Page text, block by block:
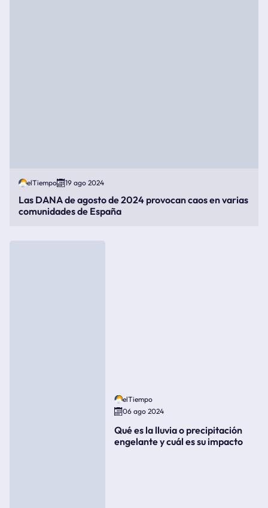
elTiempo 19 ago 2024
Las DANA de agosto de 2024 provocan caos en varias
comunidades de España
elTiempo
06 ago 2024
Qué es la lluvia o precipitación
engelante y cuál es su impacto